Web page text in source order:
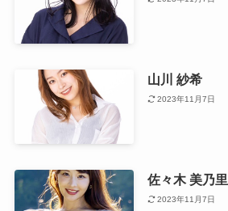
山川 紗希
2023年11月7日
佐々木 美乃里
2023年11月7日